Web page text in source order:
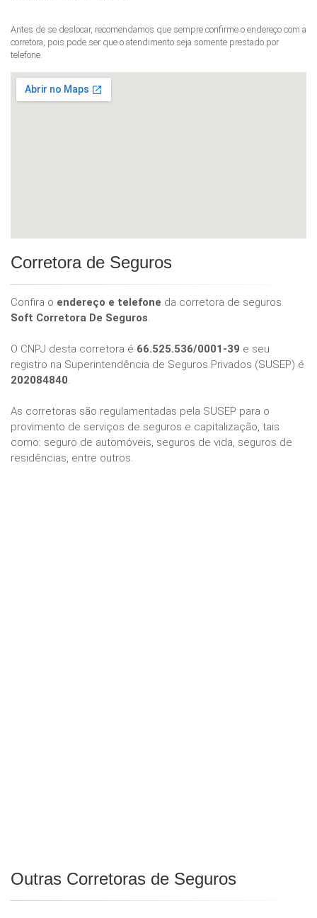
Antes de se deslocar, recomendamos que sempre confirme o endereço com a
corretora, pois pode ser que o atendimento seja somente prestado por
telefone.
Corretora de Seguros
Confira o endereço e telefone da corretora de seguros
Soft Corretora De Seguros.
O CNPJ desta corretora é 66.525.536/0001-39 e seu
registro na Superintendência de Seguros Privados (SUSEP) é
202084840.
As corretoras são regulamentadas pela SUSEP para o
provimento de serviços de seguros e capitalização, tais
como: seguro de automóveis, seguros de vida, seguros de
residências, entre outros.
Outras Corretoras de Seguros